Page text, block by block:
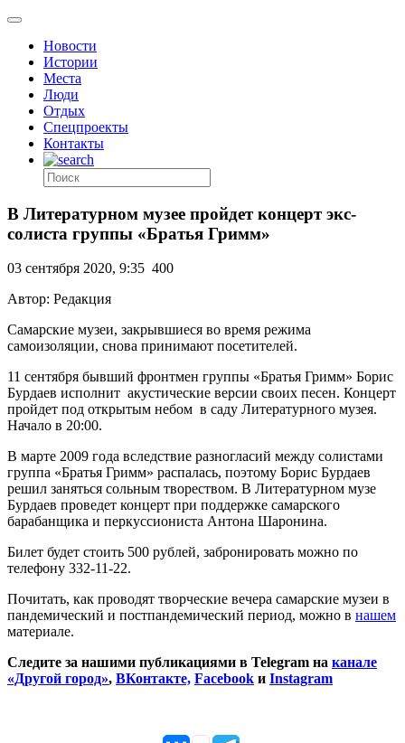
Новости
Истории
Места
Люди
Отдых
Спецпроекты
Контакты
В Литературном музее пройдет концерт экс-
солиста группы «Братья Гримм»
03 сентября 2020, 9:35 400
Автор: Редакция
Самарские музеи, закрывшиеся во время режима
самоизоляции, снова принимают посетителей.
11 сентября бывший фронтмен группы «Братья Гримм» Борис
Бурдаев исполнит акустические версии своих песен. Концерт
пройдет под открытым небом в саду Литературного музея.
Начало в 20:00.
В марте 2009 года вследствие разногласий между солистами
группа «Братья Гримм» распалась, поэтому Борис Бурдаев
решил заняться сольным твореством. В Литературном музе
Бурдаев проведет концерт при поддержке самарского
барабанщика и перкуссиониста Антона Шаронина.
Билет будет стоить 500 рублей, забронировать можно по
телефону 332-11-22.
Почитать, как проводят творческие вечера самарские музеи в
пандемический и постпандемический период, можно в нашем
материале.
Следите за нашими публикациями в Telegram на канале
«Другой город», ВКонтакте, Facebook и Instagram